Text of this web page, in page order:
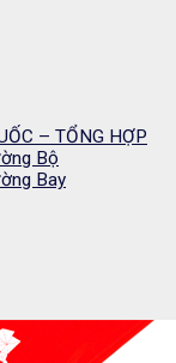
– TỔNG HỢP
Bộ
Bay